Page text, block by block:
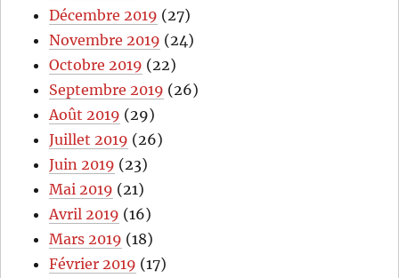
Décembre 2019 (27)
Novembre 2019 (24)
Octobre 2019 (22)
Septembre 2019 (26)
Août 2019 (29)
Juillet 2019 (26)
Juin 2019 (23)
Mai 2019 (21)
Avril 2019 (16)
Mars 2019 (18)
Février 2019 (17)